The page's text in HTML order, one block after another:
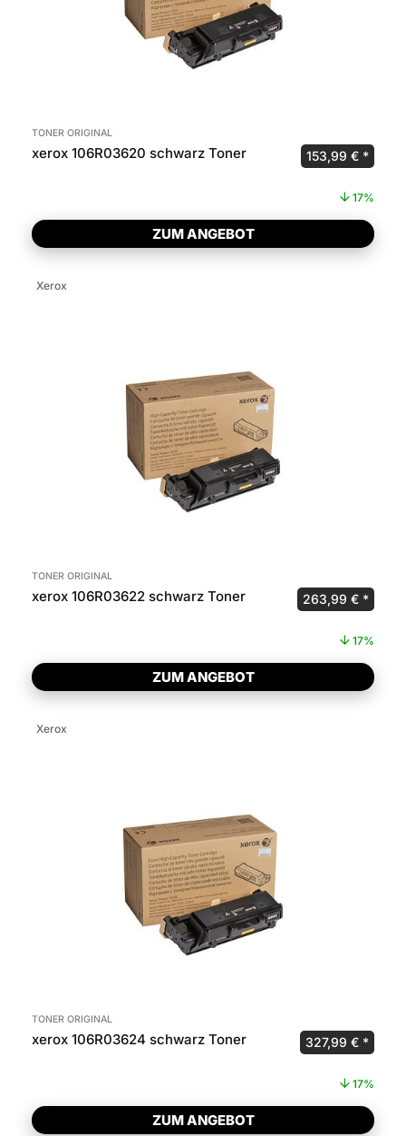
TONER ORIGINAL
xerox 106R03620 schwarz Toner Ursprünglicher
153,99 €
17%
ZUM ANGEBOT
Xerox
TONER ORIGINAL
xerox 106R03622 schwarz Toner Ursprünglicher
263,99 €
17%
ZUM ANGEBOT
Xerox
TONER ORIGINAL
xerox 106R03624 schwarz Toner Ursprünglicher
327,99 €
17%
ZUM ANGEBOT